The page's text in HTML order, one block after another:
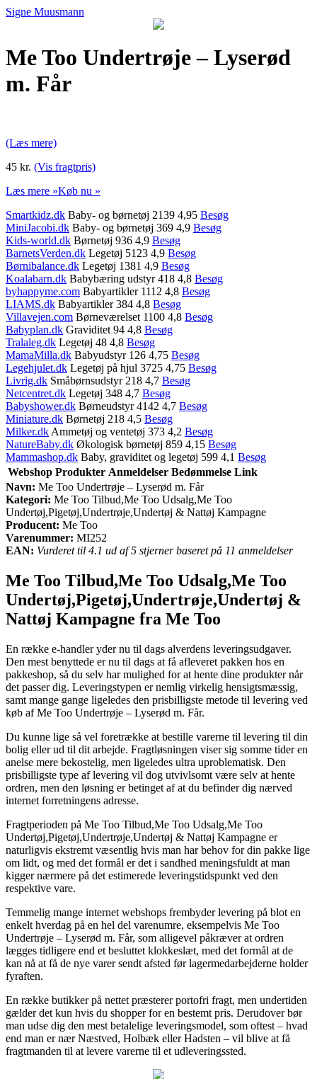
Signe Muusmann
Me Too Undertrøje – Lyserød
m. Får
(Læs mere)
45 kr. (Vis fragtpris)
Læs mere »Køb nu »
Smartkidz.dk Baby- og børnetøj 2139 4,95 Besøg
MiniJacobi.dk Baby- og børnetøj 369 4,9 Besøg
Kids-world.dk Børnetøj 936 4,9 Besøg
BarnetsVerden.dk Legetøj 5123 4,9 Besøg
Børnibalance.dk Legetøj 1381 4,9 Besøg
Koalabarn.dk Babybæring udstyr 418 4,8 Besøg
byhappyme.com Babyartikler 1112 4,8 Besøg
LIAMS.dk Babyartikler 384 4,8 Besøg
Villavejen.com Børneværelset 1100 4,8 Besøg
Babyplan.dk Graviditet 94 4,8 Besøg
Tralaleg.dk Legetøj 48 4,8 Besøg
MamaMilla.dk Babyudstyr 126 4,75 Besøg
Legehjulet.dk Legetøj på hjul 3725 4,75 Besøg
Livrig.dk Småbørnsudstyr 218 4,7 Besøg
Netcentret.dk Legetøj 348 4,7 Besøg
Babyshower.dk Børneudstyr 4142 4,7 Besøg
Miniature.dk Børnetøj 218 4,5 Besøg
Milker.dk Ammetøj og ventetøj 373 4,2 Besøg
NatureBaby.dk Økologisk børnetøj 859 4,15 Besøg
Mammashop.dk Baby, graviditet og legetøj 599 4,1 Besøg
Webshop Produkter Anmeldelser Bedømmelse Link
Navn: Me Too Undertrøje – Lyserød m. Får
Kategori: Me Too Tilbud,Me Too Udsalg,Me Too
Undertøj,Pigetøj,Undertrøje,Undertøj & Nattøj Kampagne
Producent: Me Too
Varenummer: MI252
EAN: Vurderet til 4.1 ud af 5 stjerner baseret på 11 anmeldelser
Me Too Tilbud,Me Too Udsalg,Me Too
Undertøj,Pigetøj,Undertrøje,Undertøj &
Nattøj Kampagne fra Me Too
En række e-handler yder nu til dags alverdens leveringsudgaver.
Den mest benyttede er nu til dags at få afleveret pakken hos en
pakkeshop, så du selv har mulighed for at hente dine produkter når
det passer dig. Leveringstypen er nemlig virkelig hensigtsmæssig,
samt mange gange ligeledes den prisbilligste metode til levering ved
køb af Me Too Undertrøje – Lyserød m. Får.
Du kunne lige så vel foretrække at bestille varerne til levering til din
bolig eller ud til dit arbejde. Fragtløsningen viser sig somme tider en
anelse mere bekostelig, men ligeledes ultra uproblematisk. Den
prisbilligste type af levering vil dog utvivlsomt være selv at hente
ordren, men den løsning er betinget af at du befinder dig nærved
internet forretningens adresse.
Fragtperioden på Me Too Tilbud,Me Too Udsalg,Me Too
Undertøj,Pigetøj,Undertrøje,Undertøj & Nattøj Kampagne er
naturligvis ekstremt væsentlig hvis man har behov for din pakke lige
om lidt, og med det formål er det i sandhed meningsfuldt at man
kigger nærmere på det estimerede leveringstidspunkt ved den
respektive vare.
Temmelig mange internet webshops frembyder levering på blot en
enkelt hverdag på en hel del varenumre, eksempelvis Me Too
Undertrøje – Lyserød m. Får, som alligevel påkræver at ordren
lægges tidligere end et besluttet klokkeslæt, med det formål at de
kan nå at få de nye varer sendt afsted før lagermedarbejderne holder
fyraften.
En række butikker på nettet præsterer portofri fragt, men undertiden
gælder det kun hvis du shopper for en bestemt pris. Derudover bør
man udse dig den mest betalelige leveringsmodel, som oftest – hvad
end man er nær Næstved, Holbæk eller Hadsten – vil blive at få
fragtmanden til at levere varerne til et udleveringssted.